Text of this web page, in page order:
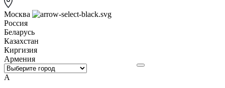
Москва
Россия
Беларусь
Казахстан
Киргизия
Армения
А